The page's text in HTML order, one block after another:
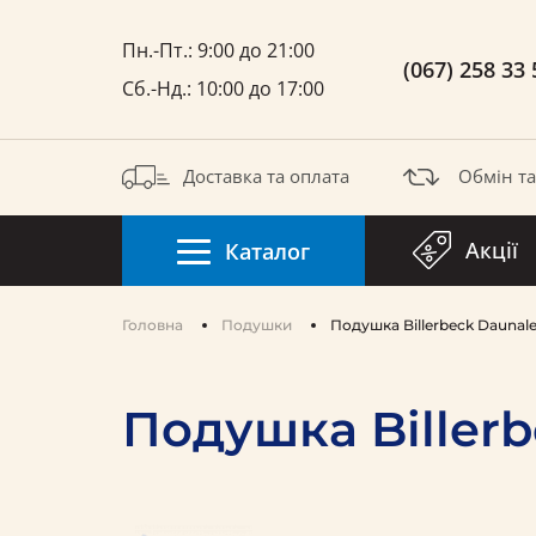
Пн.-Пт.: 9:00 до 21:00
Сб.-Нд.: 10:00 до 17:00
(067) 258 33
Доставка та оплата Обмін
Каталог Акції
Головна Подушки Подушка Billerbeck
Подушка